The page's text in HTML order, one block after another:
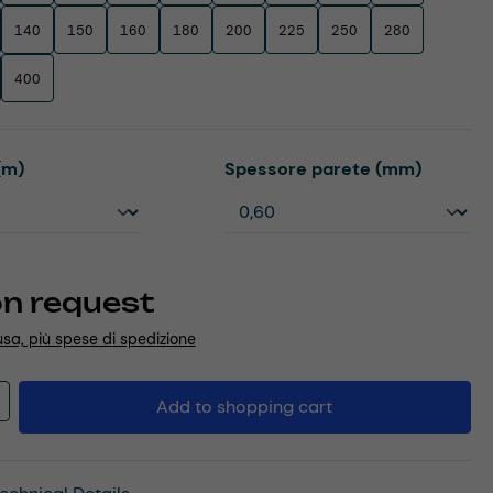
request
più spese di spedizione
140 150 160 180 200 225 250 280
400
Select
Spessore parete (mm)
Quantity: Enter the desired amount
Add to shopping cart